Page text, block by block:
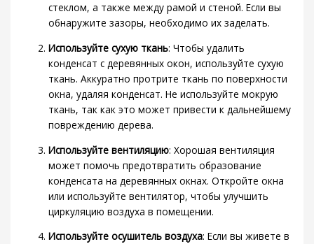
стеклом, а также между рамой и стеной. Если вы
обнаружите зазоры, необходимо их заделать.
Используйте сухую ткань: Чтобы удалить
конденсат с деревянных окон, используйте сухую
ткань. Аккуратно протрите ткань по поверхности
окна, удаляя конденсат. Не используйте мокрую
ткань, так как это может привести к дальнейшему
повреждению дерева.
Используйте вентиляцию: Хорошая вентиляция
может помочь предотвратить образование
конденсата на деревянных окнах. Откройте окна
или используйте вентилятор, чтобы улучшить
циркуляцию воздуха в помещении.
Используйте осушитель воздуха: Если вы живете в